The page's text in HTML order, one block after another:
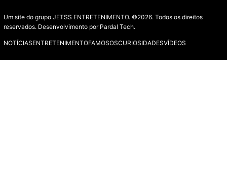
Um site do grupo JETSS ENTRETENIMENTO. ©2026. Todos os direitos
reservados. Desenvolvimento por Pardal Tech.
NOTÍCIASENTRETENIMENTOFAMOSOSCURIOSIDADESVÍDEOS